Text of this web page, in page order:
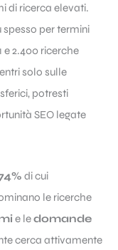
di ricerca elevati.
per termini
e 2.400 ricerche
solo sulle
potresti
SEO legate
di cui
le ricerche
e ledomande
cerca attivamente